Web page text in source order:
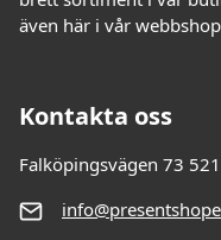
även här i vår
Kontakta oss
Falköpingsvägen 73